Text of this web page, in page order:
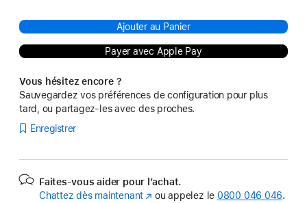
Ajouter au Panier
Payer avec Apple Pay
Vous hésitez encore ?
Sauvegardez vos préférences de configuration pour plus
tard, ou partagez-les avec des proches.
Enregistrer
Faites-vous aider pour l’achat.
Chattez dès maintenant (s’ouvre
ou appelez le 0800 046 046.